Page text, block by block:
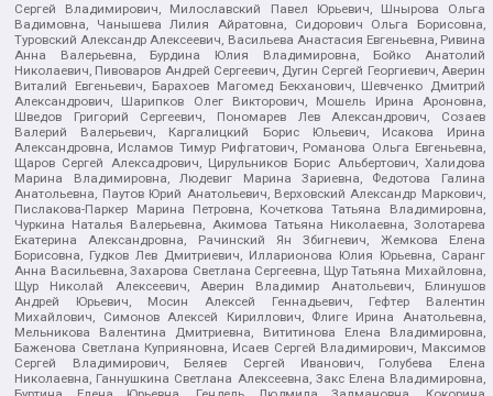
Сергей Владимирович, Милославский Павел Юрьевич, Шнырова Ольга
Вадимовна, Чанышева Лилия Айратовна, Сидорович Ольга Борисовна,
Туровский Александр Алексеевич, Васильева Анастасия Евгеньевна, Ривина
Анна Валерьевна, Бурдина Юлия Владимировна, Бойко Анатолий
Николаевич, Пивоваров Андрей Сергеевич, Дугин Сергей Георгиевич, Аверин
Виталий Евгеньевич, Барахоев Магомед Бекханович, Шевченко Дмитрий
Александрович, Шарипков Олег Викторович, Мошель Ирина Ароновна,
Шведов Григорий Сергеевич, Пономарев Лев Александрович, Созаев
Валерий Валерьевич, Каргалицкий Борис Юльевич, Исакова Ирина
Александровна, Исламов Тимур Рифгатович, Романова Ольга Евгеньевна,
Щаров Сергей Алексадрович, Цирульников Борис Альбертович, Халидова
Марина Владимировна, Людевиг Марина Зариевна, Федотова Галина
Анатольевна, Паутов Юрий Анатольевич, Верховский Александр Маркович,
Пислакова-Паркер Марина Петровна, Кочеткова Татьяна Владимировна,
Чуркина Наталья Валерьевна, Акимова Татьяна Николаевна, Золотарева
Екатерина Александровна, Рачинский Ян Збигневич, Жемкова Елена
Борисовна, Гудков Лев Дмитриевич, Илларионова Юлия Юрьевна, Саранг
Анна Васильевна, Захарова Светлана Сергеевна, Щур Татьяна Михайловна,
Щур Николай Алексеевич, Аверин Владимир Анатольевич, Блинушов
Андрей Юрьевич, Мосин Алексей Геннадьевич, Гефтер Валентин
Михайлович, Симонов Алексей Кириллович, Флиге Ирина Анатольевна,
Мельникова Валентина Дмитриевна, Вититинова Елена Владимировна,
Баженова Светлана Куприяновна, Исаев Сергей Владимирович, Максимов
Сергей Владимирович, Беляев Сергей Иванович, Голубева Елена
Николаевна, Ганнушкина Светлана Алексеевна, Закс Елена Владимировна,